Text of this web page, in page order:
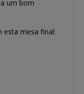
um bom
esta mesa final: